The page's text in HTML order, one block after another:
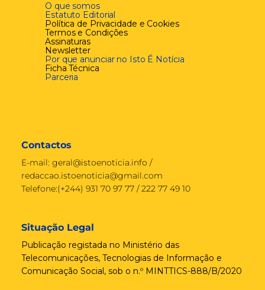
O que somos
Estatuto Editorial
Política de Privacidade e Cookies
Termos e Condições
Assinaturas
Newsletter
Por que anunciar no Isto É Notícia
Ficha Técnica
Parceria
Contactos
E-mail: geral@istoenoticia.info /
redaccao.istoenoticia@gmail.com
Telefone:(+244) 931 70 97 77 / 222 77 49 10
Situação Legal
Publicação registada no Ministério das
Telecomunicações, Tecnologias de Informação e
Comunicação Social, sob o n.º MINTTICS-888/B/2020